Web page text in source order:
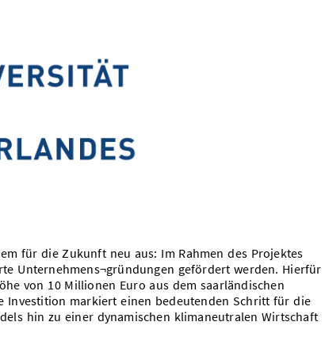
für die Zukunft neu aus: Im Rahmen des Projektes
Unternehmens¬gründungen gefördert werden. Hierfür
von 10 Millionen Euro aus dem saarländischen
Investition markiert einen bedeutenden Schritt für die
hin zu einer dynamischen klimaneutralen Wirtschaft